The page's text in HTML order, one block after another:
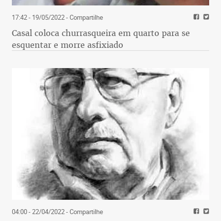
17:42 - 19/05/2022- Compartilhe
Casal coloca churrasqueira em quarto para se
esquentar e morre asfixiado
04:00 - 22/04/2022- Compartilhe